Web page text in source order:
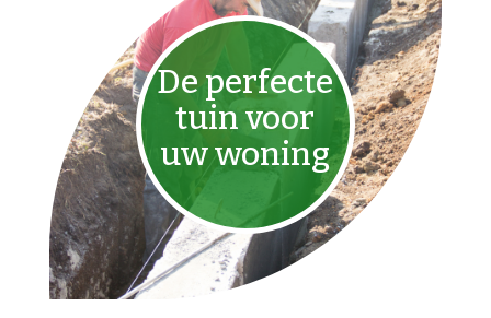
De perfecte
tuin voor
uw woning